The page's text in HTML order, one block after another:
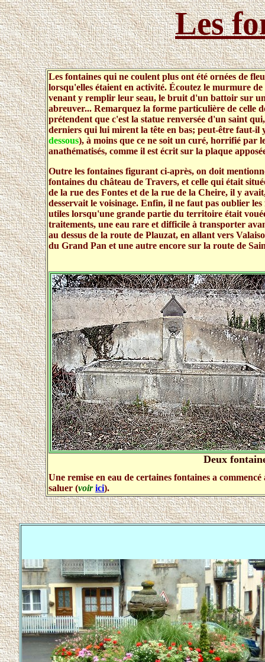
Les
Les fontaines qui ne coulent plus ont été ornées de
lorsqu'elles étaient en activité. Écoutez le murmure
venant y remplir leur seau, le bruit d'un battoir sur
abreuver... Remarquez la forme particulière de celle
prétendent que c'est la statue renversée d'un saint
derniers qui lui mirent la tête en bas; peut-être faut-
dessous), à moins que ce ne soit un curé, horrifié par
anathématisés, comme il est écrit sur la plaque
Outre les fontaines figurant ci-après, on doit
fontaines du château de Travers, et celle qui était
de la rue des Fontes et de la rue de la Cheire, il y
desservait le voisinage. Enfin, il ne faut pas oublier
utiles lorsqu'une grande partie du territoire était
traitements, une eau rare et difficile à transporter
au dessus de la route de Plauzat, en allant vers
du Grand Pan et une autre encore sur la route de
Deux
Une remise en eau de certaines fontaines a
saluer (voir ici).